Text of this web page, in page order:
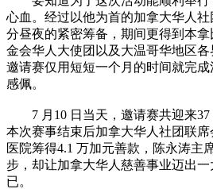
心血。经过以他为首的加拿大华人
分昼夜的紧密筹备，期间更得到本
金会华人大使团以及大温哥华地区
邀请赛仅用短短一个月的时间就完
感佩。
7 月10 日当天，邀请赛共迎来37
本次赛事结束后加拿大华人社团联
医院筹得4.1 万加元善款，陈永涛主
步，却让加拿大华人慈善事业迈出
已。